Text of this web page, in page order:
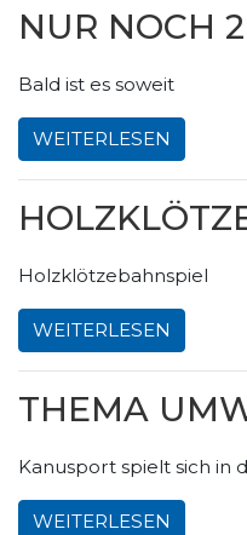
NUR NOCH
Bald ist es soweit
WEITERLESEN
Holzklötzebahnspiel
WEITERLESEN
THEMA
Kanusport spielt sich in
WEITERLESEN